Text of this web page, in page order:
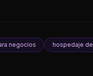
negocios hospedaje